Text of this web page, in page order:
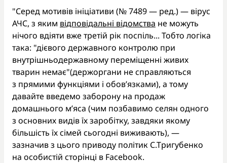
"Серед мотивів ініціативи (№ 7489 — ред.) — вірус
АЧС, з яким відповідальні відомства не можуть
нічого вдіяти вже третій рік поспіль... Тобто логіка
така: "дієвого державного контролю при
внутрішньодержавному переміщенні живих
тварин немає"(держоргани не справляються
з прямими функціями і обов’язками), а тому
давайте введемо заборону на продаж
домашнього м’яса (чим позбавимо селян одного
з основних видів їх заробітку, завдяки якому
більшість їх сімей сьогодні виживають), —
зазначив з цього приводу політик С.Тригубенко
на особистій сторінці в Facebook.